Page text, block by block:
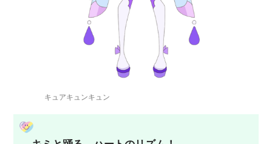
キュアキュンキュン